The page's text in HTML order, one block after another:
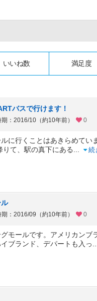
いいね数 満足度
バスで行けます！
：2016/10（約10年前） 0
に行くことはあきらめてい
て、駅の真下にある
続
：2016/09（約10年前） 0
モールです。アメリカンブ
ブランド、デパートも入っ